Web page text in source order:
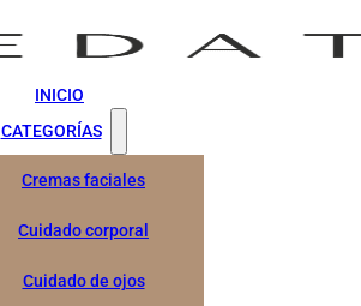
INICIO
CATEGORÍAS
Cremas faciales
Cuidado corporal
Cuidado de ojos